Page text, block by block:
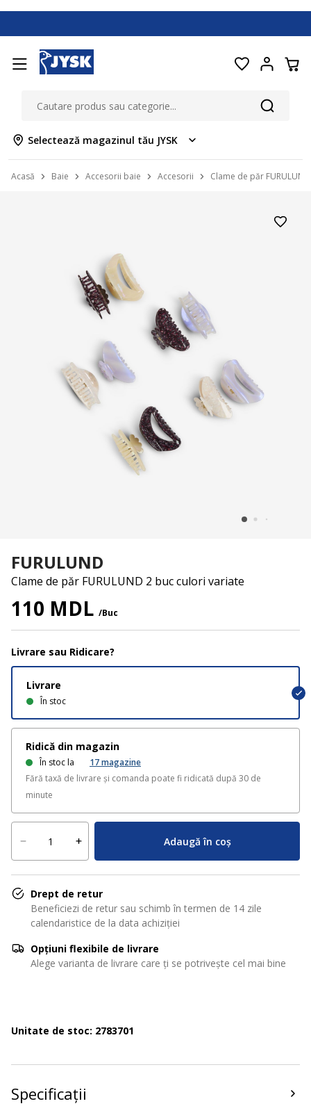
Selectează magazinul tău JYSK
Acasă Baie Accesorii baie Accesorii Clame de păr
FURULUND
Clame de păr FURULUND 2 buc culori variate
110 MDL /Buc
Livrare sau Ridicare?
Livrare
În stoc
Ridică din magazin
În stoc la 17magazine
Fără taxă de livrare și comanda poate fi ridicată după 30 de
minute
Adaugă în coș
Drept de retur
Beneficiezi de retur sau schimb în termen de 14 zile
calendaristice de la data achiziției
Opțiuni flexibile de livrare
Alege varianta de livrare care ți se potrivește cel mai bine
Unitate de stoc: 2783701
Specificații